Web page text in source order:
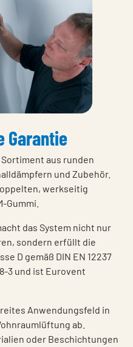
Garantie
aus runden
und Zubehör.
werkseitig
Gummi.
das System nicht nur
sondern erfüllt die
D gemäß DIN EN 12237
3 und ist Eurovent
Anwendungsfeld in
ab.
oder Beschichtungen